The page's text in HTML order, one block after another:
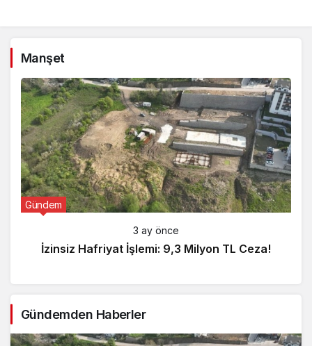
Manşet
Gündem
3 ay önce
İzinsiz Hafriyat İşlemi: 9,3 Milyon TL Ceza!
Gündemden Haberler